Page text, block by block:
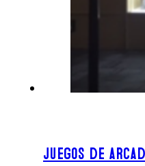
Juegos de